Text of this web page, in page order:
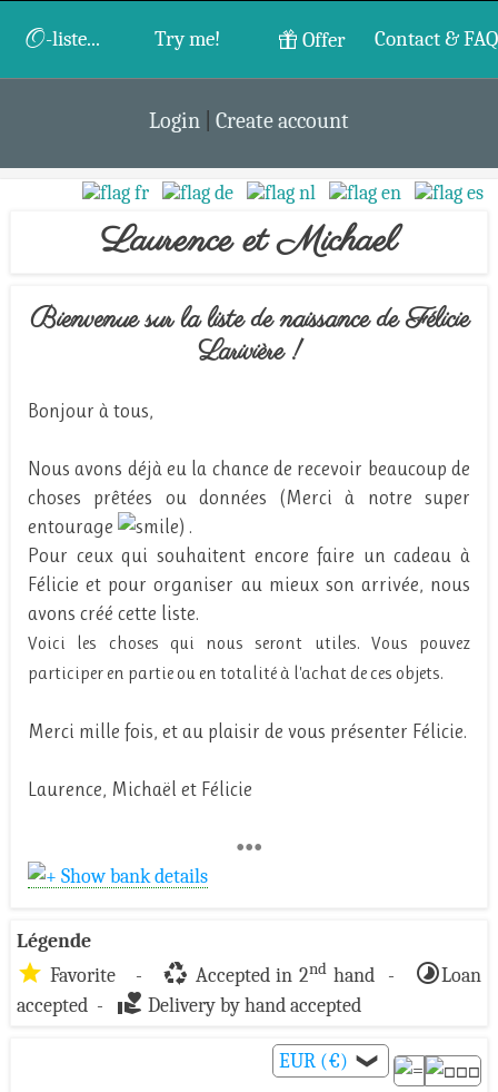
O-liste... Try me! Offer Contact & FAQ
Login Create account
Laurence et Michael
Bienvenue sur la liste de naissance de Félicie
Larivière !
Bonjour à tous,
Nous avons déjà eu la chance de recevoir beaucoup de
choses prêtées ou données (Merci à notre super
entourage
) .
Pour ceux qui souhaitent encore faire un cadeau à
Félicie et pour organiser au mieux son arrivée, nous
avons créé cette liste.
Voici les choses qui nous seront utiles. Vous pouvez
participer en partie ou en totalité à l'achat de ces objets.
Merci mille fois, et au plaisir de vous présenter Félicie.
Laurence, Michaël et Félicie
•••
Show bank details
Légende
star Favorite - recycling Accepted in 2nd hand - timelapseLoan
accepted - volunteer_activism Delivery by hand accepted
EUR (€)❯